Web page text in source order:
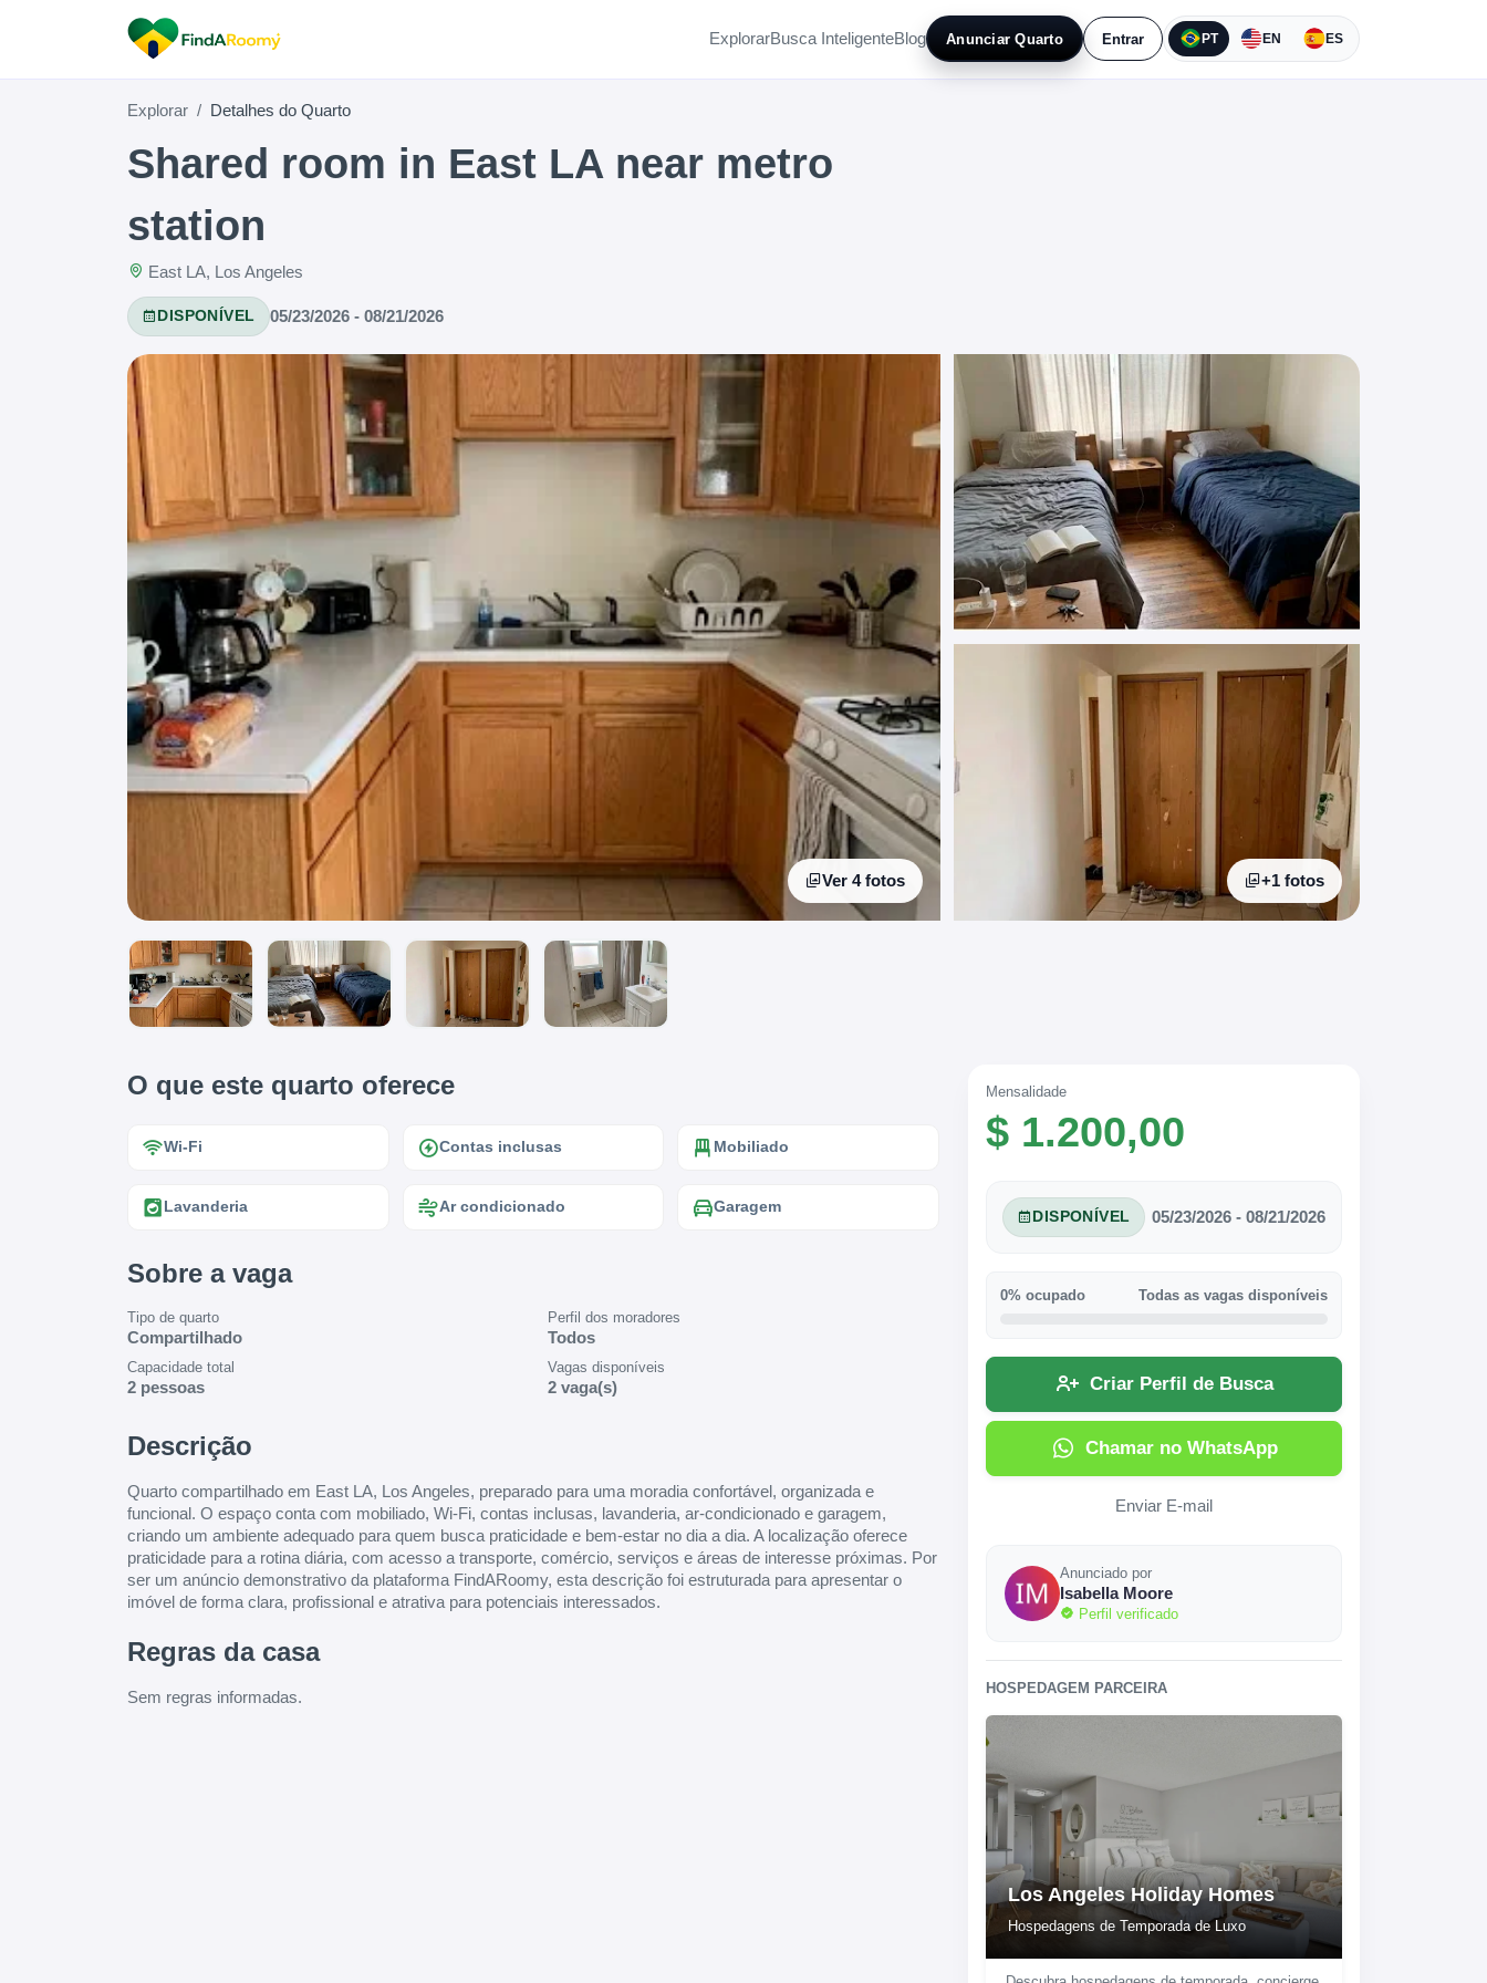
ExplorarBusca InteligenteBlog Anunciar Quarto Entrar PT EN ES
Explorar Detalhes do Quarto
Shared room in East LA near metro
station
East LA, Los Angeles
DISPONÍVEL 05/23/2026 - 08/21/2026
Ver 4 fotos +1 fotos
O que este quarto oferece
Wi-Fi Contas inclusas Mobiliado
Lavanderia Ar condicionado Garagem
Sobre a vaga
Tipo de quarto
Compartilhado
Perfil dos moradores
Todos
Capacidade total
2 pessoas
Vagas disponíveis
2 vaga(s)
Descrição
Quarto compartilhado em East LA, Los Angeles, preparado para uma moradia confortável, organizada e
funcional. O espaço conta com mobiliado, Wi-Fi, contas inclusas, lavanderia, ar-condicionado e garagem,
criando um ambiente adequado para quem busca praticidade e bem-estar no dia a dia. A localização oferece
praticidade para a rotina diária, com acesso a transporte, comércio, serviços e áreas de interesse próximas. Por
ser um anúncio demonstrativo da plataforma FindARoomy, esta descrição foi estruturada para apresentar o
imóvel de forma clara, profissional e atrativa para potenciais interessados.
Regras da casa
Sem regras informadas.
Mensalidade
$ 1.200,00
DISPONÍVEL 05/23/2026 - 08/21/2026
0% ocupado Todas as vagas disponíveis
Criar Perfil de Busca
Chamar no WhatsApp
Enviar E-mail
Anunciado por
Isabella Moore
Perfil verificado
HOSPEDAGEM PARCEIRA
Los Angeles Holiday Homes
Hospedagens de Temporada de Luxo